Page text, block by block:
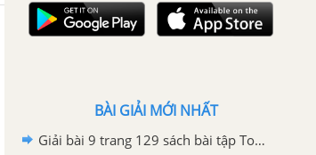
BÀI GIẢI MỚI NHẤT
Giải bài 9 trang 129 sách bài tập Toán 6 – Chân trời sáng tạo Tập 2